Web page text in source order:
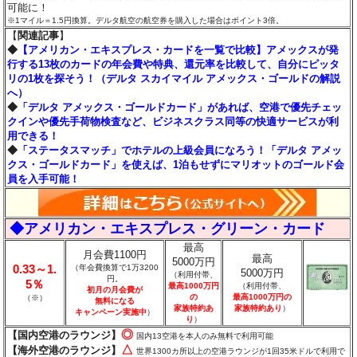
可能に！
※1マイル＝1.5円換算。デルタ航空の航空券を購入した場合はポイント3倍。
【関連記事】
◆ 【アメリカン・エキスプレス・カードを一覧で比較】アメックスが発
行する13枚のカードの年会費や特典、還元率を比較して、自分にピッタ
リの1枚を探そう！（デルタ スカイマイル アメックス・ゴールドの解説
へ）
◆ 「デルタ アメックス・ゴールドカード」があれば、空港で優先チェッ
クインや優先手荷物検査など、ビジネスクラス同等の快適サービスが利
用できる！
◆ 「ステータスマッチ」でホテルの上級会員になろう！「デルタ アメッ
クス・ゴールドカード」を使えば、1泊もせずにマリオットのゴールド会
員を入手可能！
◆アメリカン・エキスプレス・グリーン・カード
0.33～1.
5％
（※）
月会費1100円
（年会費換算で1万3200
円。
初月の月会費が
無料になる
キャンペーン実施中）
最高
5000万円
（利用付帯、
最高1000万円
の
家族特約あ
り ）
最高
5000万円
（利用付帯、
最高1000万円の
家族特約あり ）
【国内空港のラウンジ】◎国内13空港を本人のみ無料で利用可能
【海外空港のラウンジ】 △世界1300カ所以上の空港ラウンジが1回35米ドルで利用で